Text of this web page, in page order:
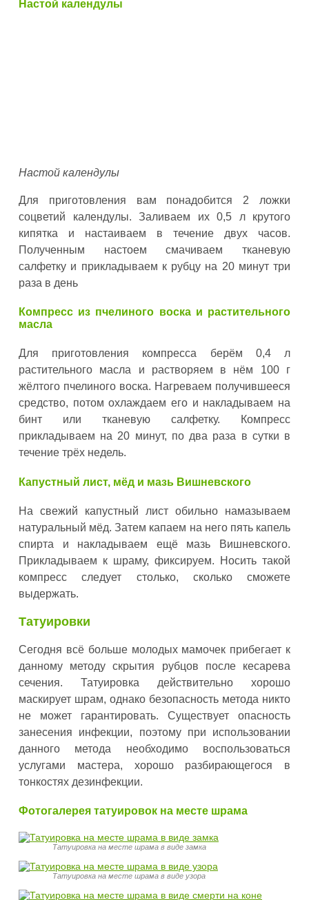
Настой календулы
Настой календулы
Для приготовления вам понадобится 2 ложки
соцветий календулы. Заливаем их 0,5 л крутого
кипятка и настаиваем в течение двух часов.
Полученным настоем смачиваем тканевую
салфетку и прикладываем к рубцу на 20 минут три
раза в день
Компресс из пчелиного воска и растительного
масла
Для приготовления компресса берём 0,4 л
растительного масла и растворяем в нём 100 г
жёлтого пчелиного воска. Нагреваем получившееся
средство, потом охлаждаем его и накладываем на
бинт или тканевую салфетку. Компресс
прикладываем на 20 минут, по два раза в сутки в
течение трёх недель.
Капустный лист, мёд и мазь Вишневского
На свежий капустный лист обильно намазываем
натуральный мёд. Затем капаем на него пять капель
спирта и накладываем ещё мазь Вишневского.
Прикладываем к шраму, фиксируем. Носить такой
компресс следует столько, сколько сможете
выдержать.
Татуировки
Сегодня всё больше молодых мамочек прибегает к
данному методу скрытия рубцов после кесарева
сечения. Татуировка действительно хорошо
маскирует шрам, однако безопасность метода никто
не может гарантировать. Существует опасность
занесения инфекции, поэтому при использовании
данного метода необходимо воспользоваться
услугами мастера, хорошо разбирающегося в
тонкостях дезинфекции.
Фотогалерея татуировок на месте шрама
Татуировка на месте шрама в виде замка
Татуировка на месте шрама в виде узора